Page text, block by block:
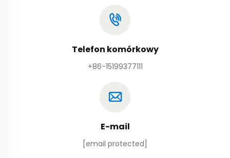
Telefon komórkowy
+86-15199377111
E-mail
[email protected]